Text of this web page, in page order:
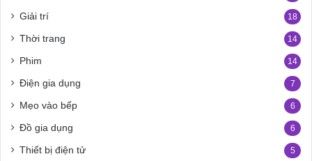
Giải trí 18
Thời trang 14
Phim 14
Điện gia dụng 7
Mẹo vào bếp 6
Đồ gia dụng 6
Thiết bị điện tử 5